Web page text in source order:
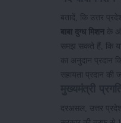
बतादें, कि उत्तर
बाबा दुग्ध मिशन के
समझ सकते हैं, कि
का अनुदान प्रदान
सहायता प्रदान की
मुख्यमंत्री
दरअसल, उत्तर